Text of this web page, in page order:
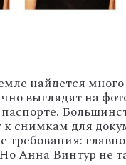
найдется
выглядят на
снимкам для
Анна Винтур не